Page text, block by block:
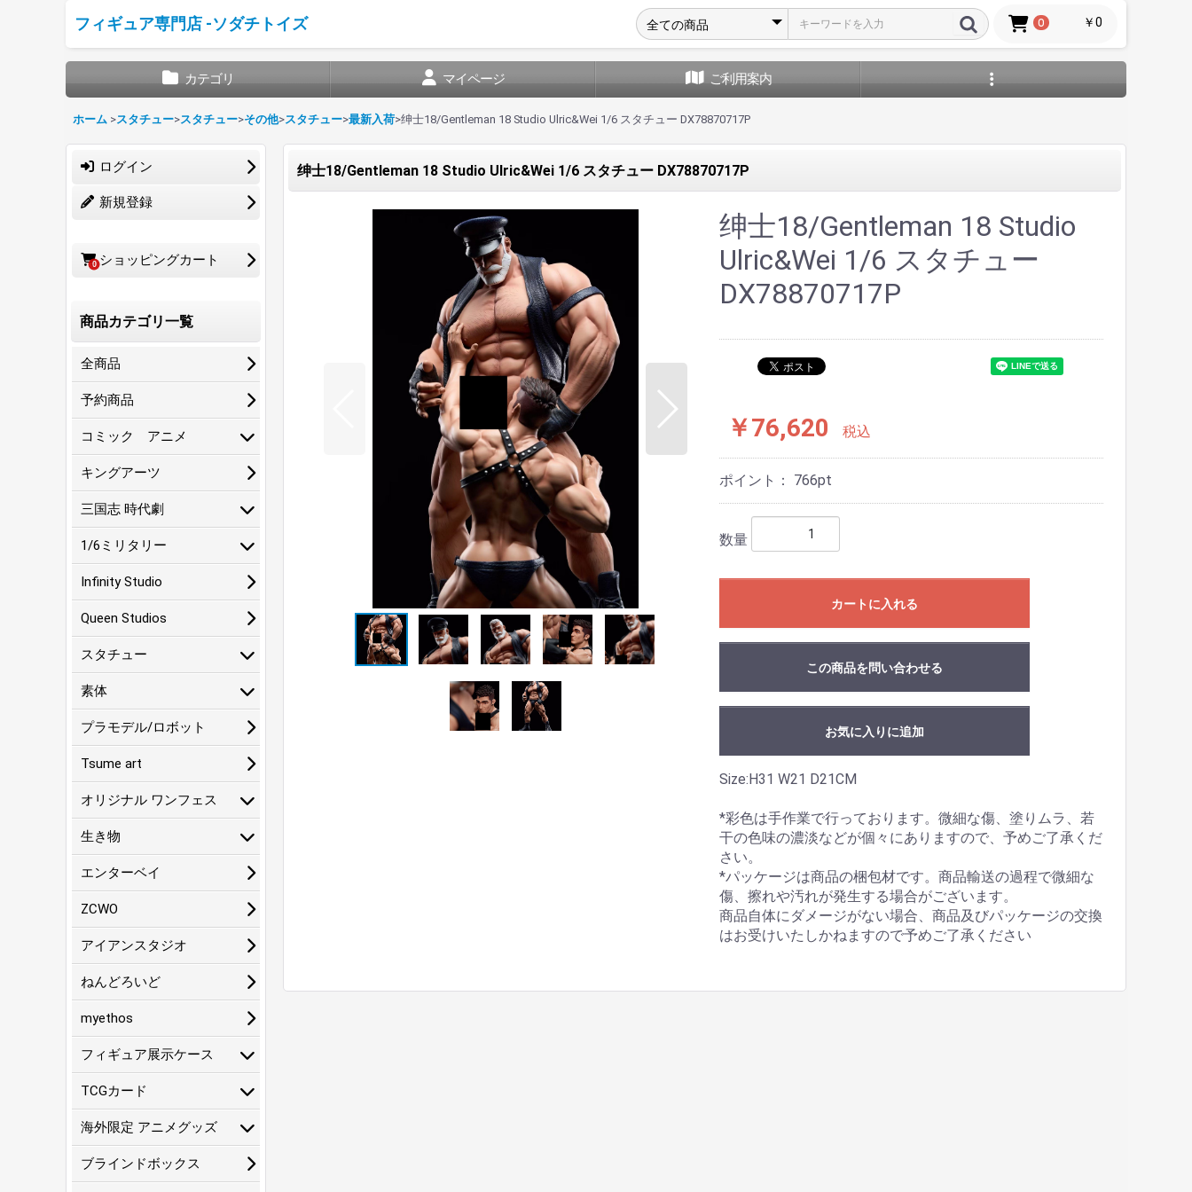
フィギュア専門店 -ソダチトイズ 0 ￥0
カテゴリ マイページ ご利用案内
ホーム >スタチュー>スタチュー>その他>スタチュー>最新入荷>绅士18/Gentleman 18 Studio Ulric&Wei 1/6 スタチュー DX78870717P
ログイン
新規登録
0 ショッピングカート
商品カテゴリ一覧
全商品
予約商品
コミック アニメ
キングアーツ
三国志 時代劇
1/6ミリタリー
Infinity Studio
Queen Studios
スタチュー
素体
プラモデル/ロボット
Tsume art
オリジナル ワンフェス
生き物
エンターベイ
ZCWO
アイアンスタジオ
ねんどろいど
myethos
フィギュア展示ケース
TCGカード
海外限定 アニメグッズ
ブラインドボックス
绅士18/Gentleman 18 Studio Ulric&Wei 1/6 スタチュー DX78870717P
绅士18/Gentleman 18 Studio
Ulric&Wei 1/6 スタチュー
DX78870717P
￥76,620 税込
ポイント： 766pt
数量
カートに入れる
この商品を問い合わせる
お気に入りに追加
Size:H31 W21 D21CM
*彩色は手作業で行っております。微細な傷、塗りムラ、若
干の色味の濃淡などが個々にありますので、予めご了承くだ
さい。
*パッケージは商品の梱包材です。商品輸送の過程で微細な
傷、擦れや汚れが発生する場合がございます。
商品自体にダメージがない場合、商品及びパッケージの交換
はお受けいたしかねますので予めご了承ください